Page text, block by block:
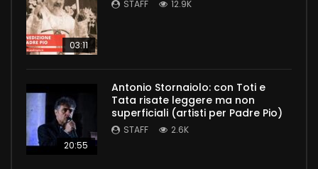
03:11
STAFF 12.9K
20:55
Antonio Stornaiolo: con Toti e
Tata risate leggere ma non
superficiali (artisti per Padre Pio)
STAFF 2.6K